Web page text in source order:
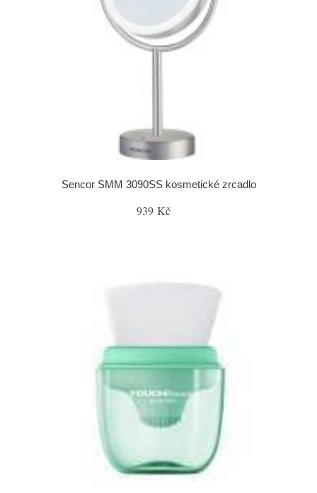
Sencor SMM 3090SS kosmetické zrcadlo
939 Kč